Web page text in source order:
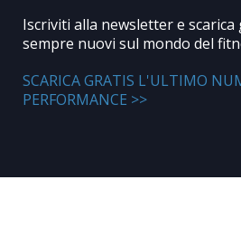
Iscriviti alla newsletter e
sempre nuovi sul mondo del
SCARICA GRATIS L'ULTIMO
PERFORMANCE >>